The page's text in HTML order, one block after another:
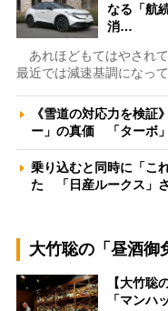
なる「航
消…
あれほどもてはやされて
最近では減速基調になっ
《雪道の対応力を検証
ー」の真価 「ターボ
乗り込むと同時に「こ
た 「日産ルークス」
大竹聡の「昼酒御
【大竹聡
「マン